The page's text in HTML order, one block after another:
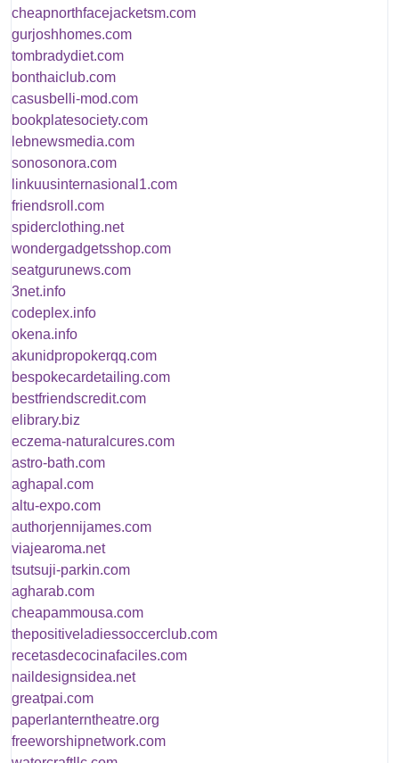
cheapnorthfacejacketsm.com
gurjoshhomes.com
tombradydiet.com
bonthaiclub.com
casusbelli-mod.com
bookplatesociety.com
lebnewsmedia.com
sonosonora.com
linkuusinternasional1.com
friendsroll.com
spiderclothing.net
wondergadgetsshop.com
seatgurunews.com
3net.info
codeplex.info
okena.info
akunidpropokerqq.com
bespokecardetailing.com
bestfriendscredit.com
elibrary.biz
eczema-naturalcures.com
astro-bath.com
aghapal.com
altu-expo.com
authorjennijames.com
viajearoma.net
tsutsuji-parkin.com
agharab.com
cheapammousa.com
thepositiveladiessoccerclub.com
recetasdecocinafaciles.com
naildesignsidea.net
greatpai.com
paperlanterntheatre.org
freeworshipnetwork.com